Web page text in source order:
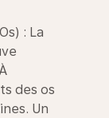
: La
des os
Un